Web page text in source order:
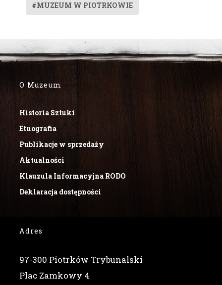
#MUZEUM W PIOTRKOWIE
O Muzeum
Historia Sztuki
Etnografia
Publikacje w sprzedaży
Aktualności
Klauzula Informacyjna RODO
Deklaracja dostępności
Adres
97-300 Piotrków Trybunalski
Plac Zamkowy 4